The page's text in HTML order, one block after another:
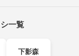
一覧
下影森